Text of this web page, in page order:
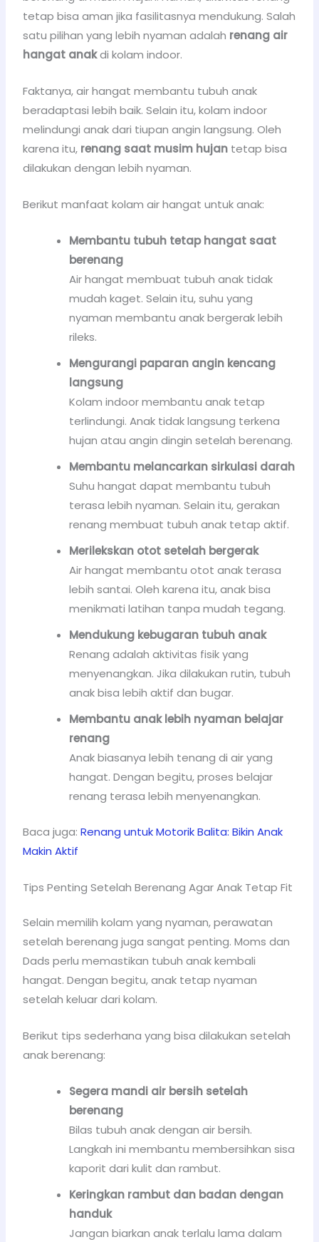
tetap bisa aman jika fasilitasnya mendukung. Salah
satu pilihan yang lebih nyaman adalah renang air
hangat anakdi kolam indoor.
Faktanya, air hangat membantu tubuh anak
beradaptasi lebih baik. Selain itu, kolam indoor
melindungi anak dari tiupan angin langsung. Oleh
karena itu, renang saat musim hujan tetap bisa
dilakukan dengan lebih nyaman.
Berikut manfaat kolam air hangat untuk anak:
Membantu tubuh tetap hangat saat
berenang
Air hangat membuat tubuh anak tidak
mudah kaget. Selain itu, suhu yang
nyaman membantu anak bergerak lebih
rileks.
Mengurangi paparan angin kencang
langsung
Kolam indoor membantu anak tetap
terlindungi. Anak tidak langsung terkena
hujan atau angin dingin setelah berenang.
Membantu melancarkan sirkulasi darah
Suhu hangat dapat membantu tubuh
terasa lebih nyaman. Selain itu, gerakan
renang membuat tubuh anak tetap aktif.
Merilekskan otot setelah bergerak
Air hangat membantu otot anak terasa
lebih santai. Oleh karena itu, anak bisa
menikmati latihan tanpa mudah tegang.
Mendukung kebugaran tubuh anak
Renang adalah aktivitas fisik yang
menyenangkan. Jika dilakukan rutin, tubuh
anak bisa lebih aktif dan bugar.
Membantu anak lebih nyaman belajar
renang
Anak biasanya lebih tenang di air yang
hangat. Dengan begitu, proses belajar
renang terasa lebih menyenangkan.
Baca juga: Renang untuk Motorik Balita: Bikin Anak
Makin Aktif
Tips Penting Setelah Berenang Agar Anak Tetap Fit
Selain memilih kolam yang nyaman, perawatan
setelah berenang juga sangat penting. Moms dan
Dads perlu memastikan tubuh anak kembali
hangat. Dengan begitu, anak tetap nyaman
setelah keluar dari kolam.
Berikut tips sederhana yang bisa dilakukan setelah
anak berenang:
Segera mandi air bersih setelah
berenang
Bilas tubuh anak dengan air bersih.
Langkah ini membantu membersihkan sisa
kaporit dari kulit dan rambut.
Keringkan rambut dan badan dengan
handuk
Jangan biarkan anak terlalu lama dalam